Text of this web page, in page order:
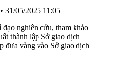
• 31/05/2025 11:05
nghiên cứu, tham khảo
thành lập Sở giao dịch
đưa vàng vào Sở giao dịch